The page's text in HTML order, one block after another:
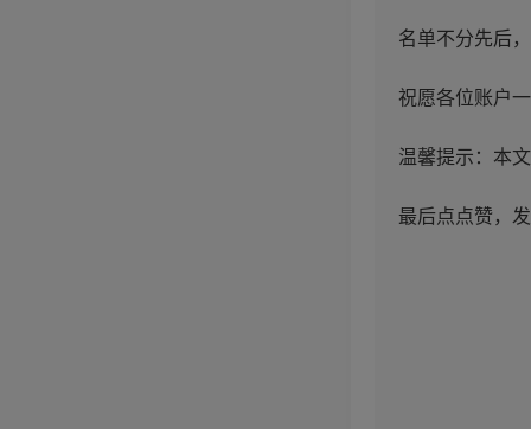
名单不分先后
祝愿各位账户
温馨提示：本
最后点点赞，